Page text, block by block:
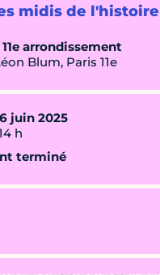
midis de l'histoire
arrondissement
Blum, Paris 11e
juin 2025
h
terminé